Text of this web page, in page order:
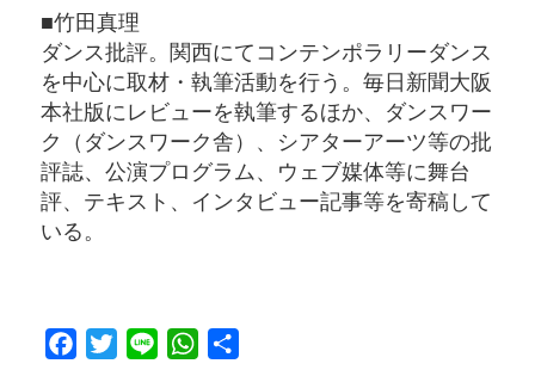
■竹田真理
ダンス批評。関西にてコンテンポラリーダンス
を中心に取材・執筆活動を行う。毎日新聞大阪
本社版にレビューを執筆するほか、ダンスワー
ク（ダンスワーク舎）、シアターアーツ等の批
評誌、公演プログラム、ウェブ媒体等に舞台
評、テキスト、インタビュー記事等を寄稿して
いる。
FacebookTwitterLine WhatsApp